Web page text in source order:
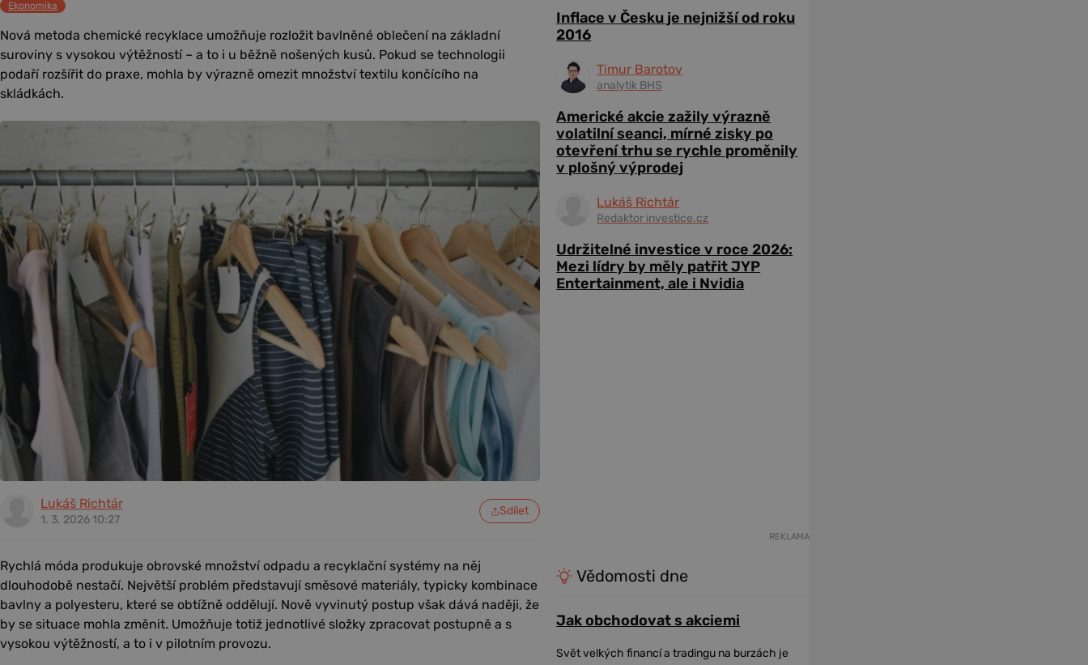
Ekonomika
Nová metoda chemické recyklace umožňuje rozložit bavlněné oblečení na základní
suroviny s vysokou výtěžností – a to i u běžně nošených kusů. Pokud se technologii
podaří rozšířit do praxe, mohla by výrazně omezit množství textilu končícího na
skládkách.
Lukáš Richtár
1. 3. 2026 10:27
Sdílet
Rychlá móda produkuje obrovské množství odpadu a recyklační systémy na něj
dlouhodobě nestačí. Největší problém představují směsové materiály, typicky kombinace
bavlny a polyesteru, které se obtížně oddělují. Nově vyvinutý postup však dává naději, že
by se situace mohla změnit. Umožňuje totiž jednotlivé složky zpracovat postupně a s
vysokou výtěžností, a to i v pilotním provozu.
Inflace v Česku je nejnižší od roku
2016
Timur Barotov
analytik BHS
Americké akcie zažily výrazně
volatilní seanci, mírné zisky po
otevření trhu se rychle proměnily
v plošný výprodej
Lukáš Richtár
Redaktor investice.cz
Udržitelné investice v roce 2026:
Mezi lídry by měly patřit JYP
Entertainment, ale i Nvidia
REKLAMA
Vědomosti dne
Jak obchodovat s akciemi
Svět velkých financí a tradingu na burzách je